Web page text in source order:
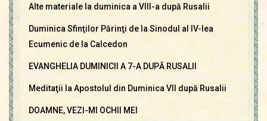
Alte materiale la duminica a VIII-a după Rusalii
Duminica Sfinţilor Părinţi de la Sinodul al IV-lea
Ecumenic de la Calcedon
EVANGHELIA DUMINICII A 7-A DUPĂ RUSALII
Meditaţii la Apostolul din Duminica VII după Rusalii
DOAMNE, VEZI-MI OCHII MEI